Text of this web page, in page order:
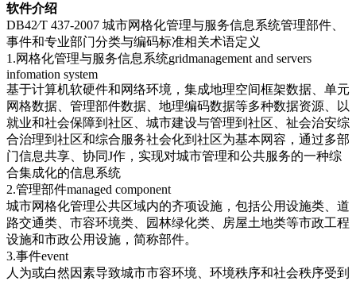
软件介绍
DB42∕T 437-2007 城市网格化管理与服务信息系统管理部件、
事件和专业部门分类与编码标准相关术语定义
1.网格化管理与服务信息系统gridmanagement and servers
infomation system
基于计算机软硬件和网络环境，集成地理空间框架数据、单元
网格数据、管理部件数据、地理编码数据等多种数据资源、以
就业和社会保障到社区、城市建设与管理到社区、祉会治安综
合治理到社区和综合服务社会化到社区为基本网容，通过多部
门信息共享、协同J作，实现对城市管理和公共服务的一种综
合集成化的信息系统
2.管理部件managed component
城市网格化管理公共区域内的齐项设施，包括公用设施类、道
路交通类、市容环境类、园林绿化类、房屋土地类等市政工程
设施和市政公用设施，简称部件。
3.事件event
人为或白然因素导致城市市容环境、环境秩序和社会秩序受到